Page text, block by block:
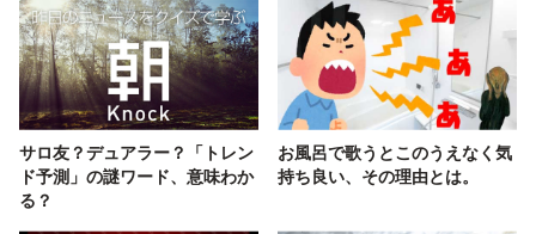
サロ友？デュアラー？「トレン
ド予測」の謎ワード、意味わか
る？
お風呂で歌うとこのうえなく気
持ち良い、その理由とは。